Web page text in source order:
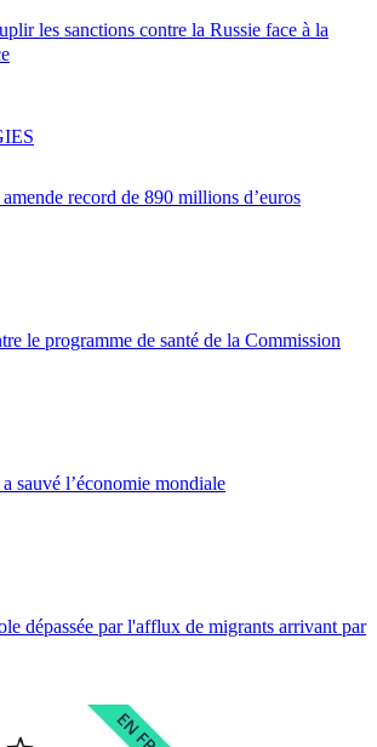
les sanctions contre la Russie face à la
record de 890 millions d’euros
le programme de santé de la Commission
sauvé l’économie mondiale
dépassée par l'afflux de migrants arrivant par